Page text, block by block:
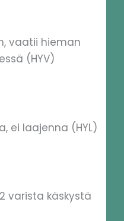
vaatii hieman
(HYV)
ei laajenna (HYL)
varista käskystä